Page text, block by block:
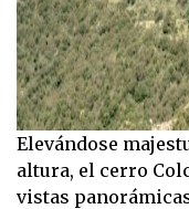
Elevándose
altura, el cerro
vistas